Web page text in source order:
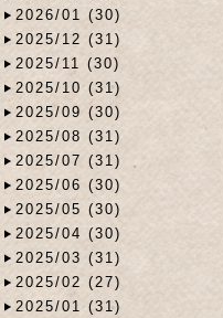
2026/01 (30)
2025/12 (31)
2025/11 (30)
2025/10 (31)
2025/09 (30)
2025/08 (31)
2025/07 (31)
2025/06 (30)
2025/05 (30)
2025/04 (30)
2025/03 (31)
2025/02 (27)
2025/01 (31)